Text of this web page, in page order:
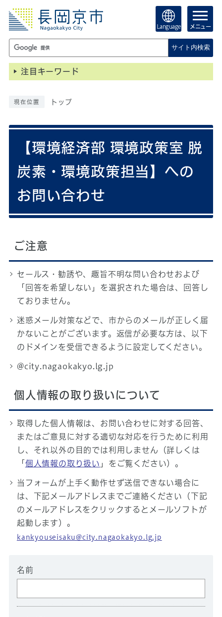
Language メニュー
サイト内検索
注目キーワード
現在位置 トップ
【環境経済部 環境政策室 脱
炭素・環境政策担当】への
お問い合わせ
ご注意
セールス・勧誘や、趣旨不明な問い合わせおよび
「回答を希望しない」を選択された場合は、回答し
ておりません。
迷惑メール対策などで、市からのメールが正しく届
かないことがございます。返信が必要な方は、以下
のドメインを受信できるように設定してください。
@city.nagaokakyo.lg.jp
個人情報の取り扱いについて
取得した個人情報は、お問い合わせに対する回答、
またはご意見に対する適切な対応を行うために利用
し、それ以外の目的では利用しません（詳しくは
「 個人情報の取り扱い 」をご覧ください）。
当フォームが上手く動作せず送信できない場合に
は、下記メールアドレスまでご連絡ください（下記
のメールアドレスをクリックするとメールソフトが
起動します）。
kankyouseisaku@city.nagaokakyo.lg.jp
名前